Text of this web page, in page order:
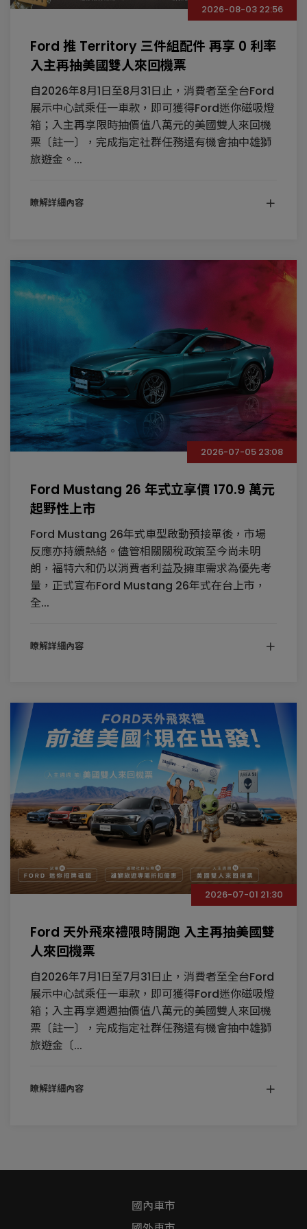
2026-08-03 22:56
Ford 推 Territory 三件組配件 再享 0 利率
入主再抽美國雙人來回機票
自2026年8月1日至8月31日止，消費者至全台Ford
展示中心試乘任一車款，即可獲得Ford迷你磁吸燈
箱；入主再享限時抽價值八萬元的美國雙人來回機
票〔註一〕，完成指定社群任務還有機會抽中雄獅
旅遊金。...
瞭解詳細內容
2026-07-05 23:08
Ford Mustang 26 年式立享價 170.9 萬元
起野性上市
Ford Mustang 26年式車型啟動預接單後，市場
反應亦持續熱絡。儘管相關關稅政策至今尚未明
朗，福特六和仍以消費者利益及擁車需求為優先考
量，正式宣布Ford Mustang 26年式在台上市，
全...
瞭解詳細內容
2026-07-01 21:30
Ford 天外飛來禮限時開跑 入主再抽美國雙
人來回機票
自2026年7月1日至7月31日止，消費者至全台Ford
展示中心試乘任一車款，即可獲得Ford迷你磁吸燈
箱；入主再享週週抽價值八萬元的美國雙人來回機
票〔註一〕，完成指定社群任務還有機會抽中雄獅
旅遊金〔...
瞭解詳細內容
國內車市